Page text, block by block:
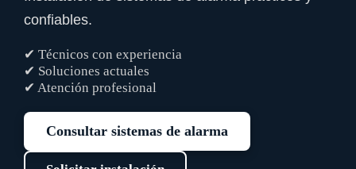
confiables.
✔ Técnicos con experiencia
✔ Soluciones actuales
✔ Atención profesional
Consultar sistemas de alarma